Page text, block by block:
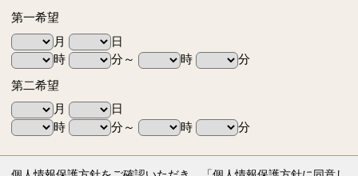
第一希望
月
日
時
分～ 時
分
第二希望
月
日
時
分～ 時 分